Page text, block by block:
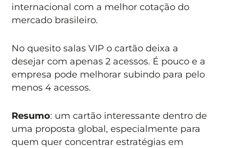
internacional com a melhor cotação do
mercado brasileiro.
No quesito salas VIP o cartão deixa a
desejar com apenas 2 acessos. É pouco e a
empresa pode melhorar subindo para pelo
menos 4 acessos.
Resumo: um cartão interessante dentro de
uma proposta global, especialmente para
quem quer concentrar estratégias em